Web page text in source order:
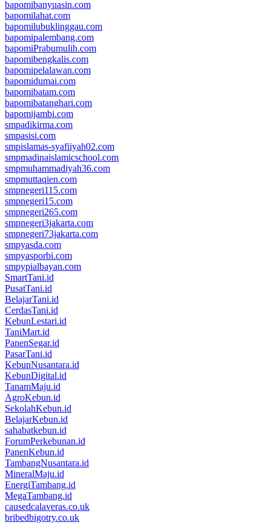
bapomibanyuasin.com
bapomilahat.com
bapomilubuklinggau.com
bapomipalembang.com
bapomiPrabumulih.com
bapomibengkalis.com
bapomipelalawan.com
bapomidumai.com
bapomibatam.com
bapomibatanghari.com
bapomijambi.com
smpadikirma.com
smpasisi.com
smpislamas-syafiiyah02.com
smpmadinaislamicschool.com
smpmuhammadiyah36.com
smpmuttaqien.com
smpnegeri115.com
smpnegeri15.com
smpnegeri265.com
smpnegeri3jakarta.com
smpnegeri73jakarta.com
smpyasda.com
smpyasporbi.com
smpypialbayan.com
SmartTani.id
PusatTani.id
BelajarTani.id
CerdasTani.id
KebunLestari.id
TaniMart.id
PanenSegar.id
PasarTani.id
KebunNusantara.id
KebunDigital.id
TanamMaju.id
AgroKebun.id
SekolahKebun.id
BelajarKebun.id
sahabatkebun.id
ForumPerkebunan.id
PanenKebun.id
TambangNusantara.id
MineralMaju.id
EnergiTambang.id
MegaTambang.id
causedcalaveras.co.uk
bribedbigotry.co.uk